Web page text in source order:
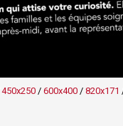
450x250/ 600x400/ 820x171